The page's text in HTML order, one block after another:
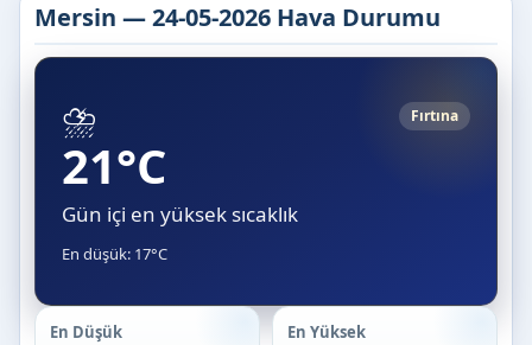
Mersin — 24-05-2026 Hava Durumu
⛈️ Fırtına
21°C
Gün içi en yüksek sıcaklık
En düşük: 17°C
En Düşük En Yüksek